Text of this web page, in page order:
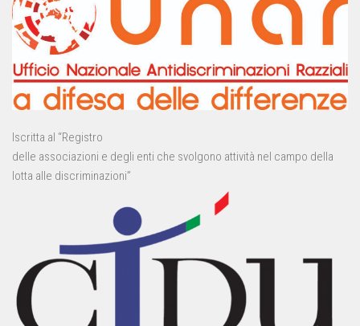
Iscritta al “Registro
delle associazioni e degli enti che svolgono attività nel campo della
lotta alle discriminazioni”